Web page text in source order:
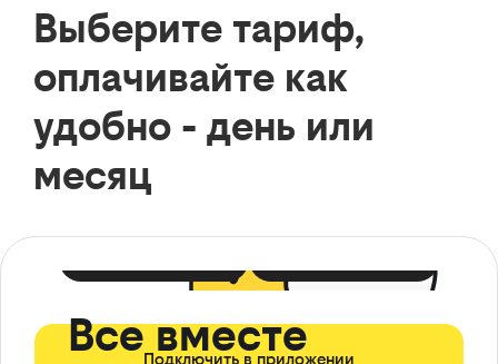
Выберите тариф,
оплачивайте как
удобно - день или
месяц
Все вместе
Подключить в приложении